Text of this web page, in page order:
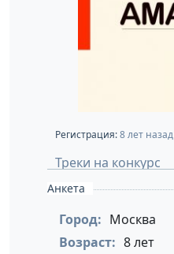
Регистрация:8 лет назад
Треки на конкурс
Анкета
Город: Москва
Возраст: 8 лет